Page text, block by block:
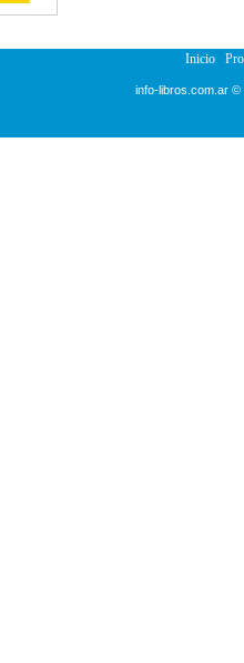
Inicio
info-libros.com.ar